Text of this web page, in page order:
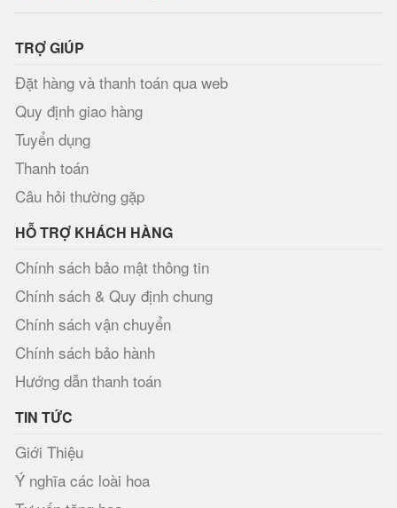
TRỢ GIÚP
Đặt hàng và thanh toán qua web
Quy định giao hàng
Tuyển dụng
Thanh toán
Câu hỏi thường gặp
HỖ TRỢ KHÁCH HÀNG
Chính sách bảo mật thông tin
Chính sách & Quy định chung
Chính sách vận chuyển
Chính sách bảo hành
Hướng dẫn thanh toán
TIN TỨC
Giới Thiệu
Ý nghĩa các loài hoa